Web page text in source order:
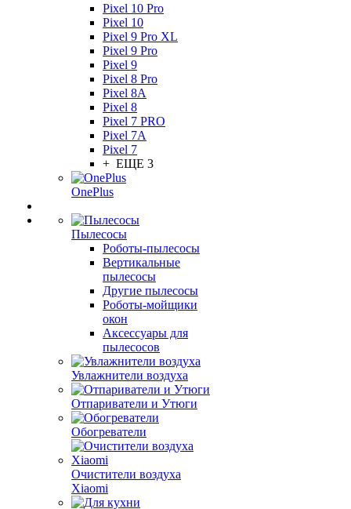
Pixel 10 Pro
Pixel 10
Pixel 9 Pro XL
Pixel 9 Pro
Pixel 9
Pixel 8 Pro
Pixel 8A
Pixel 8
Pixel 7 PRO
Pixel 7A
Pixel 7
+ ЕЩЕ 3
OnePlus
Пылесосы
Роботы-пылесосы
Вертикальные
пылесосы
Другие пылесосы
Роботы-мойщики
окон
Аксессуары для
пылесосов
Увлажнители воздуха
Отпариватели и Утюги
Обогреватели
Очистители воздуха
Xiaomi